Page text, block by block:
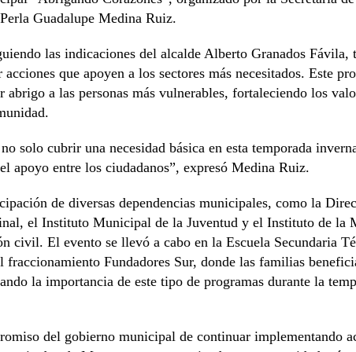
Guadalupe Medina Ruiz.
las indicaciones del alcalde Alberto Granados Fávila,
que apoyen a los sectores más necesitados. Este
a las personas más vulnerables, fortaleciendo los
solo cubrir una necesidad básica en esta temporada
apoyo entre los ciudadanos”, expresó Medina Ruiz.
de diversas dependencias municipales, como la
el Instituto Municipal de la Juventud y el Instituto de la
civil. El evento se llevó a cabo en la Escuela Secundaria
fraccionamiento Fundadores Sur, donde las familias
la importancia de este tipo de programas durante la
del gobierno municipal de continuar implementando